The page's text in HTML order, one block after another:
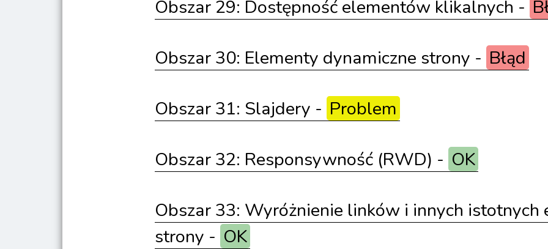
Obszar 29: Dostępność elementów klikalnych -
Obszar 30: Elementy dynamiczne strony - Błąd
Obszar 31: Slajdery - Problem
Obszar 32: Responsywność (RWD) - OK
Obszar 33: Wyróżnienie linków i innych istotnych
strony - OK